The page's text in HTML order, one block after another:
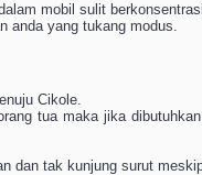
mobil sulit
anda yang tukang modus.
Cikole.
tua maka jika
dan tak kunjung surut